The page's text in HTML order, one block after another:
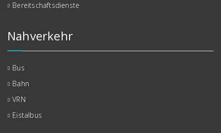
Bereitschaftsdienste
Nahverkehr
Bus
Bahn
VRN
Eistalbus